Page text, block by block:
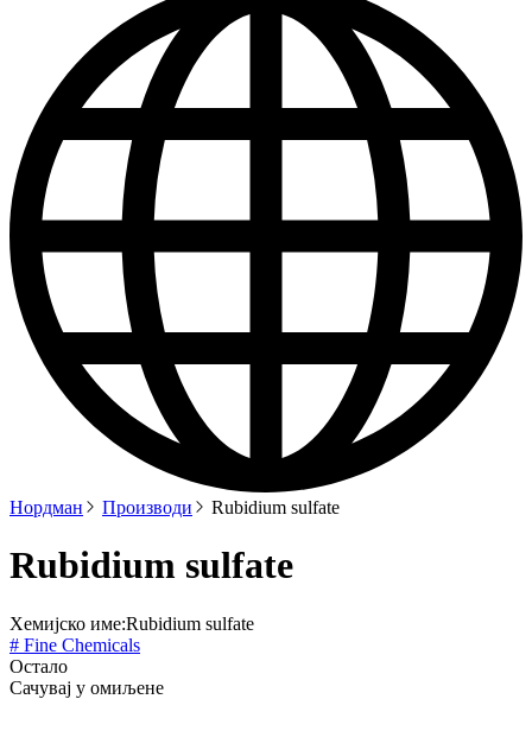
Нордман Производи Rubidium sulfate
Rubidium sulfate
Хемијско име:Rubidium sulfate
# Fine Chemicals
Остало
Сачувај у омиљене